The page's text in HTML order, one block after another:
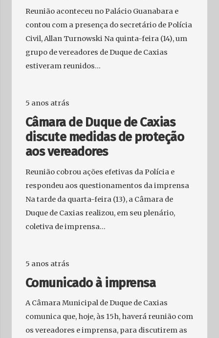
Reunião aconteceu no Palácio Guanabara e
contou com a presença do secretário de Polícia
Civil, Allan Turnowski Na quinta-feira (14), um
grupo de vereadores de Duque de Caxias
estiveram reunidos…
5 anos atrás
Câmara de Duque de Caxias
discute medidas de proteção
aos vereadores
Reunião cobrou ações efetivas da Polícia e
respondeu aos questionamentos da imprensa
Na tarde da quarta-feira (13), a Câmara de
Duque de Caxias realizou, em seu plenário,
coletiva de imprensa…
5 anos atrás
Comunicado à imprensa
A Câmara Municipal de Duque de Caxias
comunica que, hoje, às 15h, haverá reunião com
os vereadores e imprensa, para discutirem as